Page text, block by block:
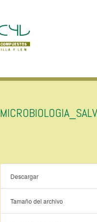
Descargar
Tamaño del archivo